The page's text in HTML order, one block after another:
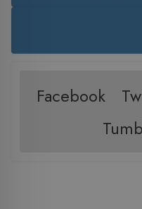
Facebook